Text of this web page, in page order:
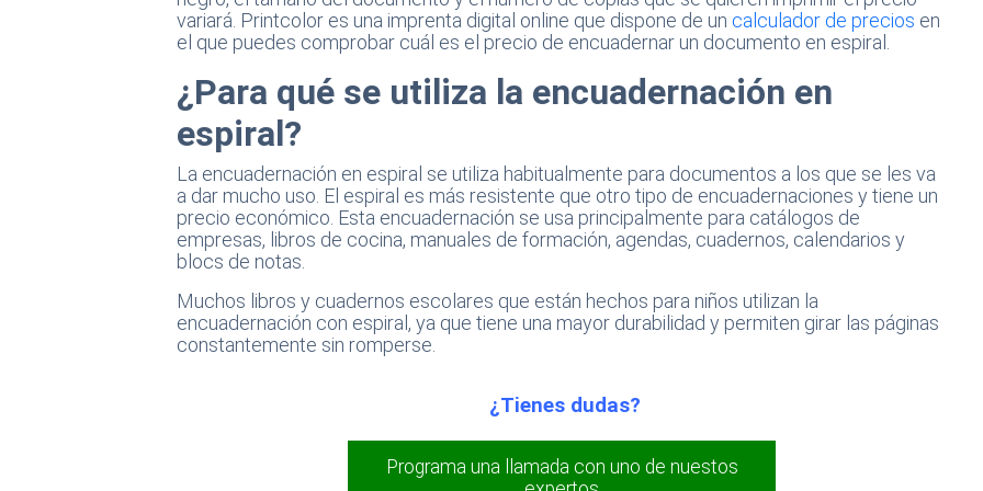
variará. Printcolor es una imprenta digital online que dispone de un calculador de precios en
el que puedes comprobar cuál es el precio de encuadernar un documento en espiral.
¿Para qué se utiliza la encuadernación en
espiral?
La encuadernación en espiral se utiliza habitualmente para documentos a los que se les va
a dar mucho uso. El espiral es más resistente que otro tipo de encuadernaciones y tiene un
precio económico. Esta encuadernación se usa principalmente para catálogos de
empresas, libros de cocina, manuales de formación, agendas, cuadernos, calendarios y
blocs de notas.
Muchos libros y cuadernos escolares que están hechos para niños utilizan la
encuadernación con espiral, ya que tiene una mayor durabilidad y permiten girar las páginas
constantemente sin romperse.
¿Tienes dudas?
Programa una llamada con uno de nuestos